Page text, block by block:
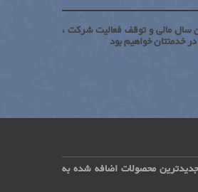
سال مالی و توقف فعالیت شرکت ،
خدمتتان خواهیم بود
محصولات اضافه شده به